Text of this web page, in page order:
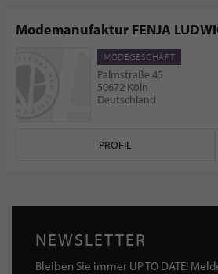
Modemanufaktur FENJA
MODEGESCHÄFT
Palmstraße 45
50672 Köln
Deutschland
PROFIL
NEWSLETTER
Bleiben Sie immer UP TO DATE!